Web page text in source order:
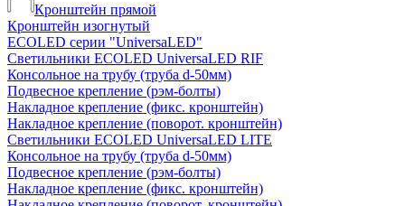
Кронштейн прямой
Кронштейн изогнутый
ECOLED серии "UniversaLED"
Светильники ECOLED UniversaLED RIF
Консольное на трубу (труба d-50мм)
Подвесное крепление (рэм-болты)
Накладное крепление (фикс. кронштейн)
Накладное крепление (поворот. кронштейн)
Светильники ECOLED UniversaLED LITE
Консольное на трубу (труба d-50мм)
Подвесное крепление (рэм-болты)
Накладное крепление (фикс. кронштейн)